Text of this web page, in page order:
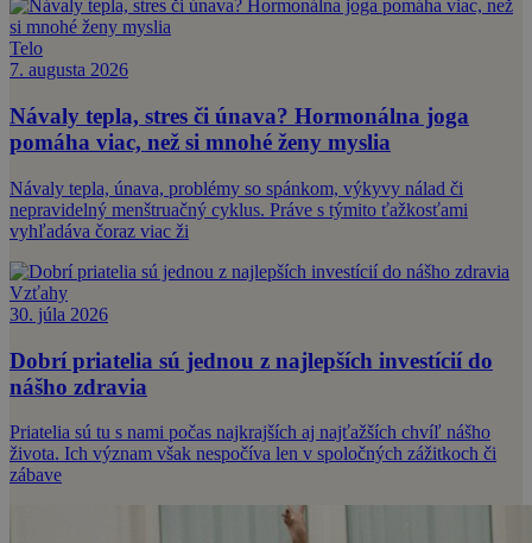
Telo
7. augusta 2026
Návaly tepla, stres či únava? Hormonálna joga
pomáha viac, než si mnohé ženy myslia
Návaly tepla, únava, problémy so spánkom, výkyvy nálad či
nepravidelný menštruačný cyklus. Práve s týmito ťažkosťami
vyhľadáva čoraz viac ži
Vzťahy
30. júla 2026
Dobrí priatelia sú jednou z najlepších investícií do
nášho zdravia
Priatelia sú tu s nami počas najkrajších aj najťažších chvíľ nášho
života. Ich význam však nespočíva len v spoločných zážitkoch či
zábave